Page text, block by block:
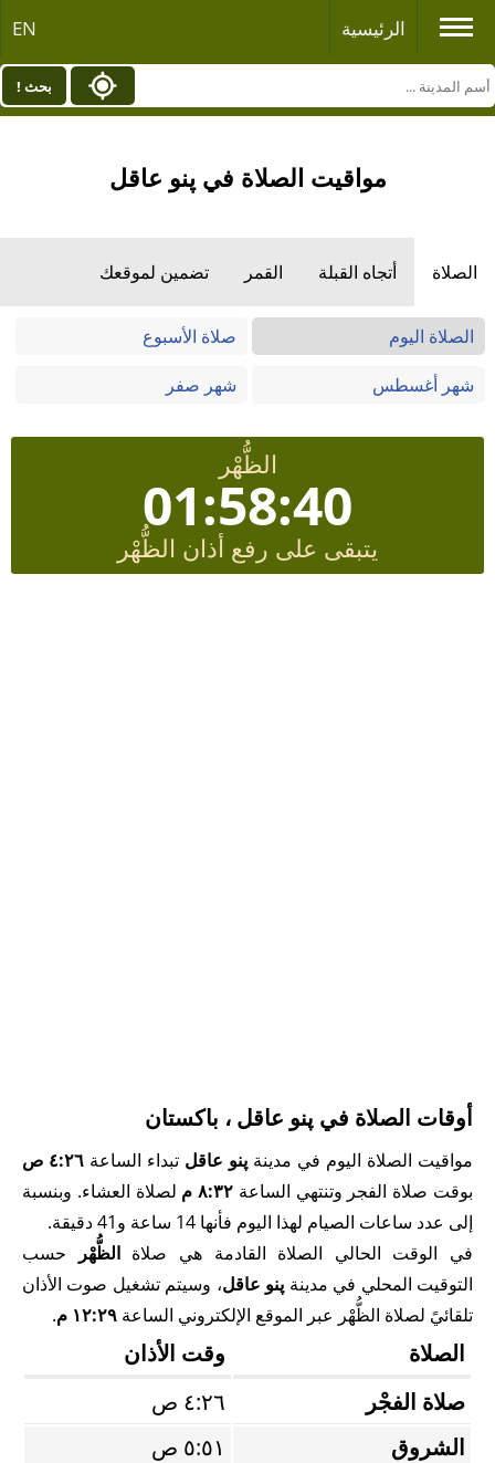
الرئيسية EN
بحث !
مواقيت الصلاة في پنو عاقل
الصلاة أتجاه القبلة القمر تضمين لموقعك
الصلاة اليوم
صلاة الأسبوع
شهر أغسطس
شهر صفر
الظُّهْر
01:58:39
يتبقى على رفع أذان الظُّهْر
أوقات الصلاة في پنو عاقل ، باكستان
مواقيت الصلاة اليوم في مدينة پنو عاقل تبداء الساعة ٤:٢٦ ص
بوقت صلاة الفجر وتنتهي الساعة ٨:٣٢ م
لصلاة العشاء. وبنسبة
إلى عدد ساعات الصيام لهذا اليوم فأنها 14 ساعة و41 دقيقة.
في الوقت الحالي الصلاة القادمة هي صلاةالظُّهْر
حسب
التوقيت المحلي في مدينة پنو عاقل، وسيتم تشغيل صوت الأذان
تلقائيً لصلاة الظُّهْر عبر الموقع الإلكتروني الساعة ١٢:٢٩ م .
الصلاة
وقت الأذان
صلاة الفجْر
٤:٢٦ ص
الشروق
٥:٥١ ص